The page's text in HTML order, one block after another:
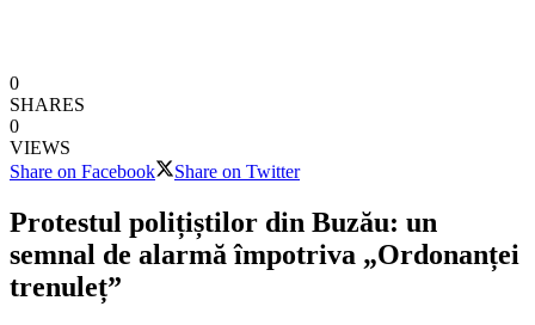
0
SHARES
0
VIEWS
Share on Facebook
Share on Twitter
Protestul polițiștilor din Buzău: un
semnal de alarmă împotriva „Ordonanței
trenuleț”